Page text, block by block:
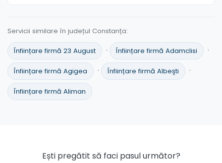
Servicii similare în județul Constanța:
Înființare firmă 23 August · Înființare firmă Adamclisi ·
Înființare firmă Agigea · Înființare firmă Albeşti ·
Înființare firmă Aliman
Ești pregătit să faci pasul următor?